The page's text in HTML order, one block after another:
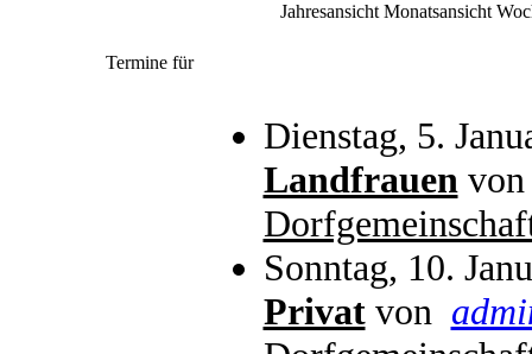
Jahresansicht Monatsansicht
Termine für
Dienstag, 5.
Landfrauen
Sonntag, 10.
Privatvon